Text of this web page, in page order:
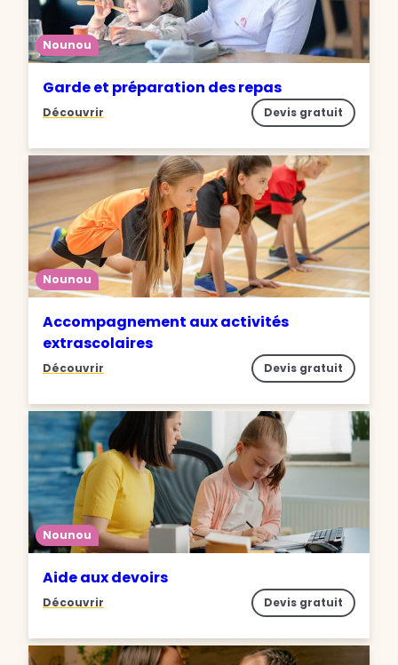
Nounou
Garde et préparation des repas
Découvrir Devis gratuit
Nounou
Accompagnement aux activités
extrascolaires
Découvrir Devis gratuit
Nounou
Aide aux devoirs
Découvrir Devis gratuit